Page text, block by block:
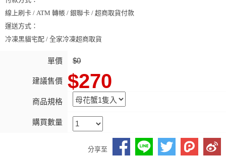
線上刷卡 / ATM 轉帳 / 銀聯卡 / 超商取貨付款
運送方式：
冷凍黑貓宅配 / 全家冷凍超商取貨
單價 $0
建議售價 $270
商品規格
購買數量
分享至